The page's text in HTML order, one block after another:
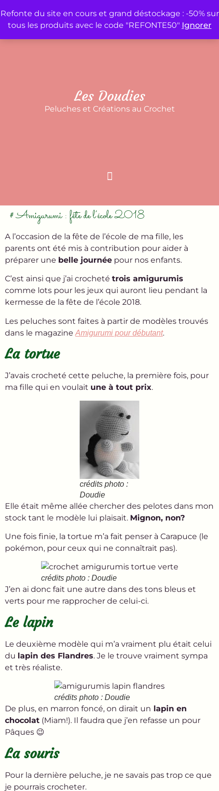
Refonte du site en cours et grand déstockage : -50% sur
tous les produits avec le code "REFONTE50" Ignorer
Les Doudies
Peluches et Créations au Crochet
# Amigurumi : fête de l’école 2018
A l’occasion de la fête de l’école de ma fille, les
parents ont été mis à contribution pour aider à
préparer une belle journée pour nos enfants.
C’est ainsi que j’ai crocheté trois amigurumis
comme lots pour les jeux qui auront lieu pendant la
kermesse de la fête de l’école 2018.
Les peluches sont faites à partir de modèles trouvés
dans le magazine Amigurumi pour débutant.
La tortue
J’avais crocheté cette peluche, la première fois, pour
ma fille qui en voulait une à tout prix.
crédits photo :
Doudie
Elle était même allée chercher des pelotes dans mon
stock tant le modèle lui plaisait. Mignon, non?
Une fois finie, la tortue m’a fait penser à Carapuce (le
pokémon, pour ceux qui ne connaîtrait pas).
crédits photo : Doudie
J’en ai donc fait une autre dans des tons bleus et
verts pour me rapprocher de celui-ci.
Le lapin
Le deuxième modèle qui m’a vraiment plu était celui
du lapin des Flandres. Je le trouve vraiment sympa
et très réaliste.
crédits photo : Doudie
De plus, en marron foncé, on dirait un lapin en
chocolat (Miam!). Il faudra que j’en refasse un pour
Pâques 😉
La souris
Pour la dernière peluche, je ne savais pas trop ce que
je pourrais crocheter.